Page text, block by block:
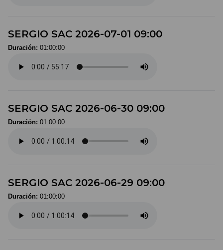
SERGIO SAC 2026-07-01 09:00
Duración: 01:00:00
SERGIO SAC 2026-06-30 09:00
Duración: 01:00:00
SERGIO SAC 2026-06-29 09:00
Duración: 01:00:00